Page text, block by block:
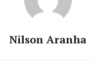
Nilson Aranha